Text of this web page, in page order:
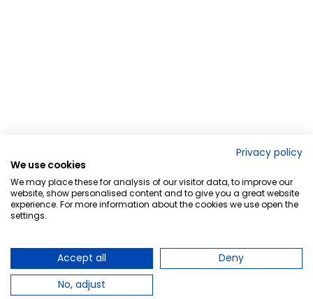
Privacy policy
We use cookies
We may place these for analysis of our visitor data, to improve our
website, show personalised content and to give you a great website
experience. For more information about the cookies we use open the
settings.
Accept all
Deny
No, adjust